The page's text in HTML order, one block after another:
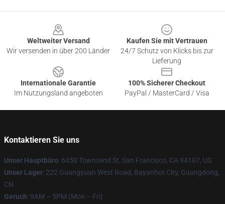
Weltweiter Versand
Wir versenden in über 200 Länder
Kaufen Sie mit Vertrauen
24/7 Schutz von Klicks bis zur
Lieferung
Internationale Garantie
Im Nutzungsland angeboten
100% Sicherer Checkout
PayPal / MasterCard / Visa
Kontaktieren Sie uns
Unser Hauptbüro: 6450 Townsend St, San Francisco, CA 94107, US
Unser Lager: 222 Guangyuan West Road, Bayanhot City, Guangdong,
CN
Geruch: 9AM – 5PM (Mon – Fri)